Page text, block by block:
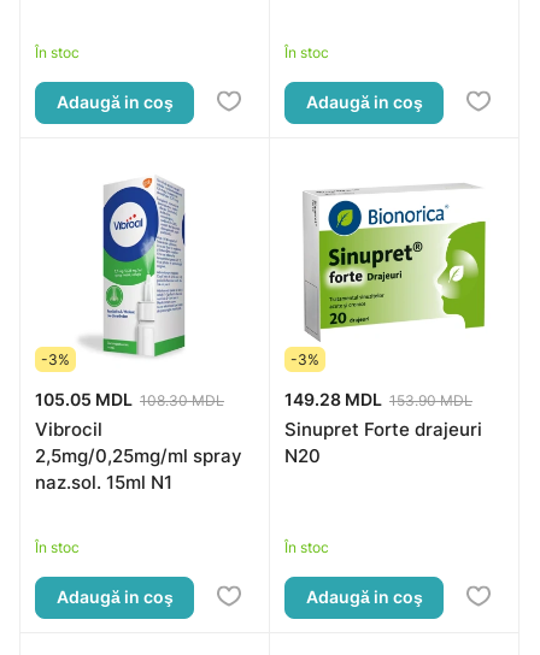
În stoc
Adaugă in coş
În stoc
Adaugă in coş
-3%
105.05 MDL 108.30 MDL
Vibrocil
2,5mg/0,25mg/ml spray
naz.sol. 15ml N1
În stoc
Adaugă in coş
-3%
149.28 MDL 153.90 MDL
Sinupret Forte drajeuri
N20
În stoc
Adaugă in coş